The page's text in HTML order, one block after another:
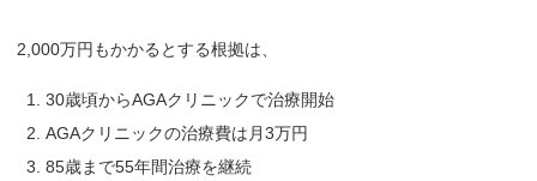
2,000万円もかかるとする根拠は、
30歳頃からAGAクリニックで治療開始
AGAクリニックの治療費は月3万円
85歳まで55年間治療を継続